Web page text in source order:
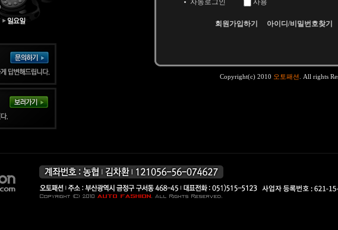
자동로그인
사용
회원가입하기 아이디/비밀번호찾기
Copyright(c) 2010 오토패션 . All rights